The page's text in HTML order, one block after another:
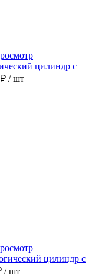
цилиндр с
/ шт
цилиндр с
/ шт